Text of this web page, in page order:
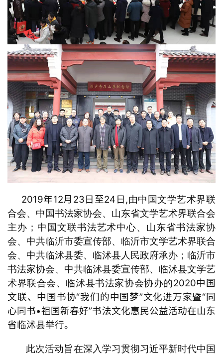
快
讯
书
法
征
稿
学
术
研
究
法
书
赏
砚
边
夜
话
美
术
图
2019年12月23日至24日,由中国文学艺术界联
合会、中国书法家协会、山东省文学艺术界联合会
主办；中国文联书法艺术中心、山东省书法家协
会、中共临沂市委宣传部、临沂市文学艺术界联合
会、中共临沭县委、临沭县人民政府承办；临沂市
书法家协会、中共临沭县委宣传部、临沭县文学艺
术界联合会、临沭县书法家协会协办的2020中国
文联、中国书协“我们的中国梦”文化进万家暨“同
心同书•祖国新春好”书法文化惠民公益活动在山东
省临沭县举行。
此次活动旨在深入学习贯彻习近平新时代中国